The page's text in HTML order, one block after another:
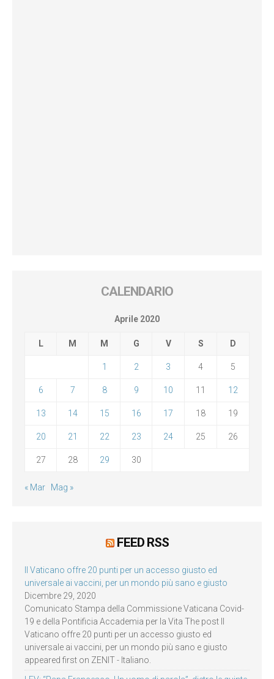
CALENDARIO
Aprile 2020
L M M G V S D
1 2 3 4 5
6 7 8 9 10 11 12
13 14 15 16 17 18 19
20 21 22 23 24 25 26
27 28 29 30
« Mar Mag »
FEED RSS
Il Vaticano offre 20 punti per un accesso giusto ed
universale ai vaccini, per un mondo più sano e giusto
Dicembre 29, 2020
Comunicato Stampa della Commissione Vaticana Covid-
19 e della Pontificia Accademia per la Vita The post Il
Vaticano offre 20 punti per un accesso giusto ed
universale ai vaccini, per un mondo più sano e giusto
appeared first on ZENIT - Italiano.